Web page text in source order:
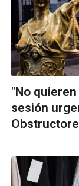
"No
sesión